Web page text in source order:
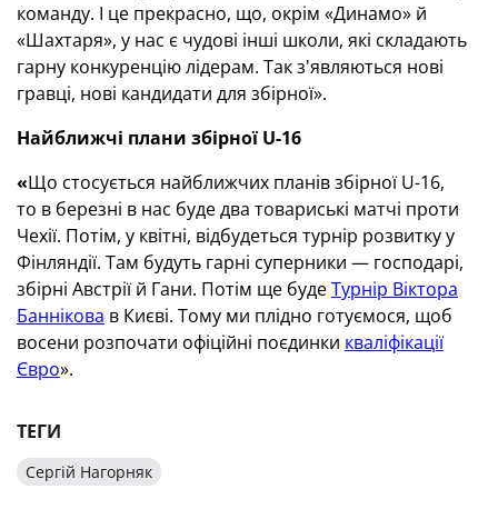
команду. І це прекрасно, що, окрім «Динамо» й
«Шахтаря», у нас є чудові інші школи, які складають
гарну конкуренцію лідерам. Так з'являються нові
гравці, нові кандидати для збірної».
Найближчі плани збірної U-16
«Що стосується найближчих планів збірної U-16,
то в березні в нас буде два товариські матчі проти
Чехії. Потім, у квітні, відбудеться турнір розвитку у
Фінляндії. Там будуть гарні суперники — господарі,
збірні Австрії й Гани. Потім ще будеТурнір Віктора
Баннікова в Києві. Тому ми плідно готуємося, щоб
восени розпочати офіційні поєдинки кваліфікації
Євро».
ТЕГИ
Сергій Нагорняк